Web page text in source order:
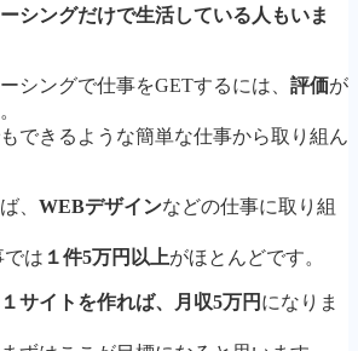
シングだけで生活している人もいま
シングで仕事をGETするには、 評価が
できるような簡単な仕事から取り組ん
、 WEBデザインなどの仕事に取り組
では １件5万円以上がほとんどです。
サイトを作れば、月収5万円 になりま